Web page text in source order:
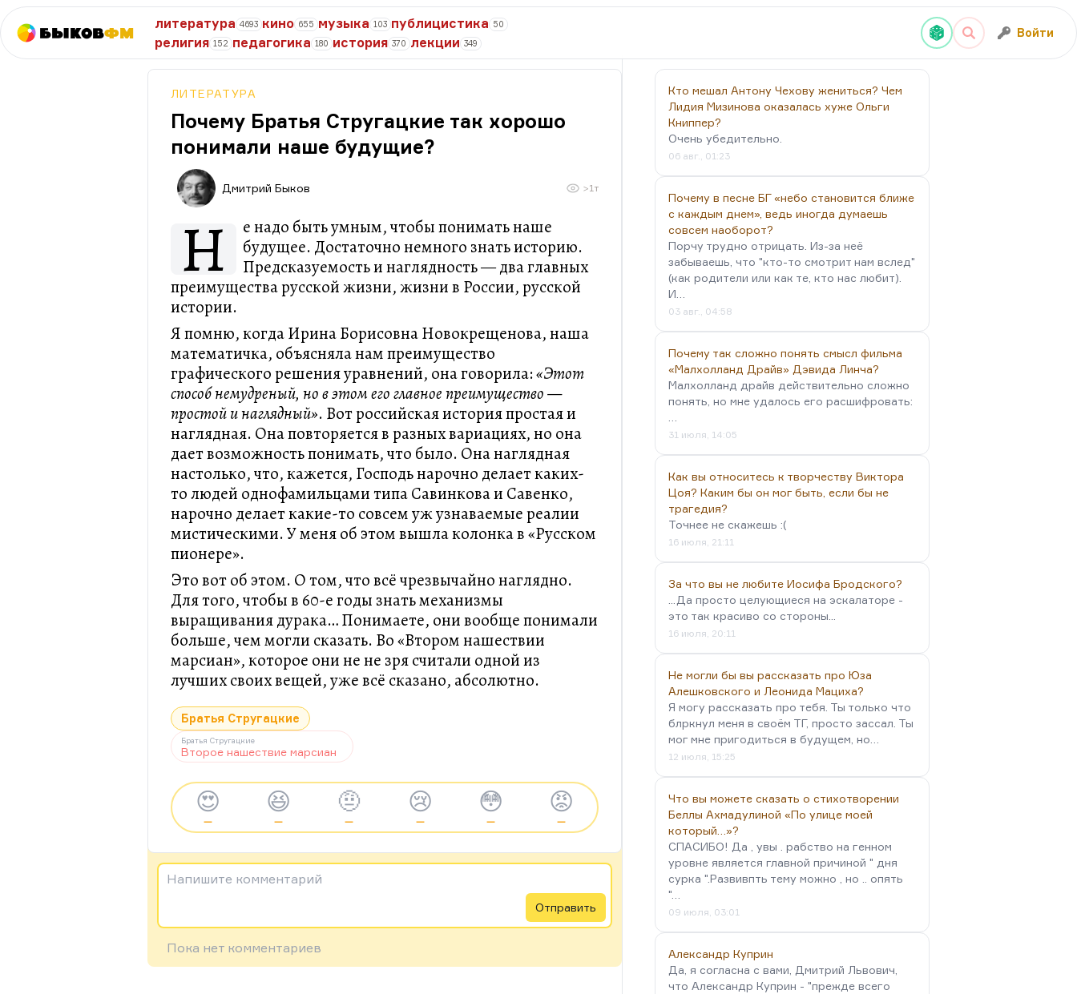
БыковФМ
литература 4693 кино 655 музыка 103 публицистика 50
религия 152 педагогика 180 история 370 лекции 349
Войти
ЛИТЕРАТУРА
Почему Братья Стругацкие так хорошо
понимали наше будущие?
Дмитрий Быков >1т
Н
е надо быть умным, чтобы понимать наше
будущее. Достаточно немного знать историю.
Предсказуемость и наглядность — два главных
преимущества русской жизни, жизни в России, русской
истории.
Я помню, когда Ирина Борисовна Новокрещенова, наша
математичка, объясняла нам преимущество
графического решения уравнений, она говорила:«Этот
способ немудреный, но в этом его главное преимущество —
простой и наглядный». Вот российская история простая и
наглядная. Она повторяется в разных вариациях, но она
дает возможность понимать, что было. Она наглядная
настолько, что, кажется, Господь нарочно делает каких-
то людей однофамильцами типа Савинкова и Савенко,
нарочно делает какие-то совсем уж узнаваемые реалии
мистическими. У меня об этом вышла колонка в «Русском
пионере».
Это вот об этом. О том, что всё чрезвычайно наглядно.
Для того, чтобы в 60-е годы знать механизмы
выращивания дурака… Понимаете, они вообще понимали
больше, чем могли сказать. Во «Втором нашествии
марсиан», которое они не не зря считали одной из
лучших своих вещей, уже всё сказано, абсолютно.
Братья Стругацкие
Братья Стругацкие
Второе нашествие марсиан
😍
—
😆
—
🤨
—
😢
—
😳
—
😡
—
Напишите комментарий
Отправить
Пока нет комментариев
Кто мешал Антону Чехову жениться? Чем
Лидия Мизинова оказалась хуже Ольги
Книппер?
Очень убедительно.
06 авг., 01:23
Почему в песне БГ «небо становится ближе
с каждым днем», ведь иногда думаешь
совсем наоборот?
Порчу трудно отрицать. Из-за неё
забываешь, что "кто-то смотрит нам вслед"
(как родители или как те, кто нас любит).
И…
03 авг., 04:58
Почему так сложно понять смысл фильма
«Малхолланд Драйв» Дэвида Линча?
Малхолланд драйв действительно сложно
понять, но мне удалось его расшифровать:
31 июля, 14:05
Как вы относитесь к творчеству Виктора
Цоя? Каким бы он мог быть, если бы не
трагедия?
Точнее не скажешь :(
16 июля, 21:11
За что вы не любите Иосифа Бродского?
...Да просто целующиеся на эскалаторе -
это так красиво со стороны...
16 июля, 20:11
Не могли бы вы рассказать про Юза
Алешковского и Леонида Мациха?
Я могу рассказать про тебя. Ты только что
блркнул меня в своём ТГ, просто зассал. Ты
мог мне пригодиться в будущем, но…
12 июля, 15:25
Что вы можете сказать о стихотворении
Беллы Ахмадулиной «По улице моей
который…»?
СПАСИБО! Да , увы . рабство на генном
уровне является главной причиной " дня
сурка ".Развивпть тему можно , но .. опять
"…
09 июля, 03:01
Александр Куприн
Да, я согласна с вами, Дмитрий Львович,
что Александр Куприн - "прежде всего